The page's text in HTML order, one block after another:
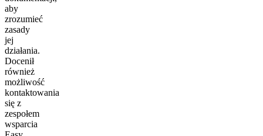
aby
zrozumieć
zasady
jej
działania.
Docenił
również
możliwość
kontaktowania
się z
zespołem
wsparcia